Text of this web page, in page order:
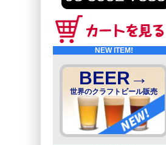
NEW ITEM!
BEER→
世界のクラフトビール販売